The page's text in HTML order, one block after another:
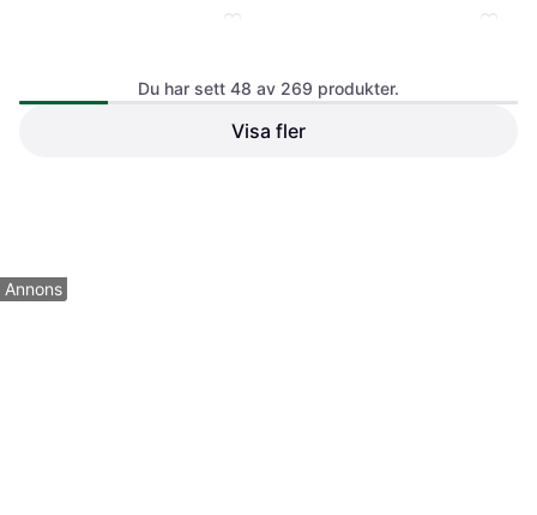
IsoAcoustics ISO-Puck 76
Du har sett 48 av 269 produkter.
Visa fler
Annons